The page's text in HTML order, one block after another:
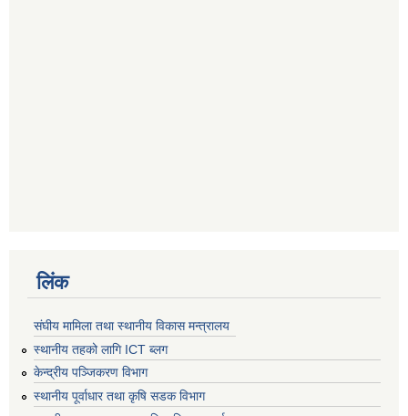
लिंक
संघीय मामिला तथा स्थानीय विकास मन्त्रालय
स्थानीय तहको लागि ICT ब्लग
केन्द्रीय पञ्जिकरण विभाग
स्थानीय पूर्वाधार तथा कृषि सडक विभाग